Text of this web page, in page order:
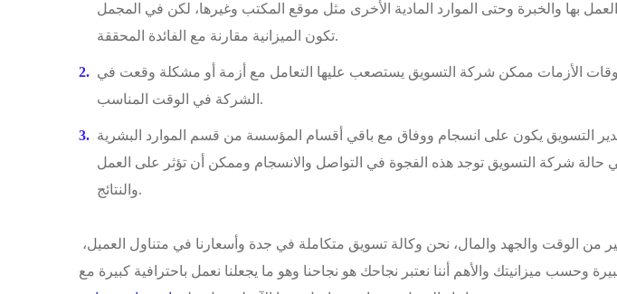
بها والخبرة وحتى الموارد المادية الأخرى مثل موقع المكتب وغيرها، لكن في المجمل
تكون الميزانية مقارنة مع الفائدة المحققة.
الأزمات ممكن شركة التسويق يستصعب عليها التعامل مع أزمة أو مشكلة وقعت في
الشركة في الوقت المناسب.
التسويق يكون على انسجام ووفاق مع باقي أقسام المؤسسة من قسم الموارد البشرية
حالة شركة التسويق توجد هذه الفجوة في التواصل والانسجام وممكن أن تؤثر على العمل
والنتائج.
من الوقت والجهد والمال، نحن وكالة تسويق متكاملة في جدة وأسعارنا في متناول العميل،
وحسب ميزانيتك والأهم أننا نعتبر نجاحك هو نجاحنا وهو ما يجعلنا نعمل باحترافية كبيرة مع